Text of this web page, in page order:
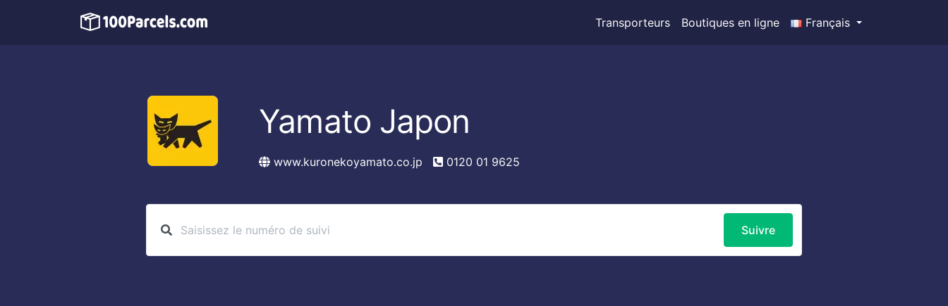
Transporteurs Boutiques en ligne Français
Yamato Japon
www.kuronekoyamato.co.jp 0120 01 9625
Suivre